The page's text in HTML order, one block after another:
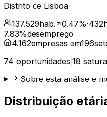
Distrito de Lisboa
137.529hab. 0.47%·432
7.83%desemprego
4.162empresas em196
74 oportunidades 18
Sobre esta análise e
Distribuição